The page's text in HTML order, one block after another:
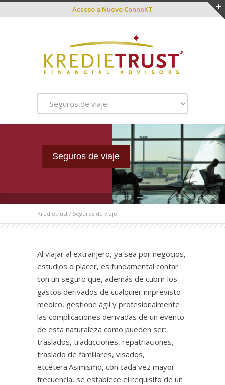
Acceso a Nuevo ConneKT
Seguros de viaje
Kredietrust / Seguros de viaje
Al viajar al extranjero, ya sea por negocios,
estudios o placer, es fundamental contar
con un seguro que, además de cubrir los
gastos derivados de cualquier imprevisto
médico, gestione ágil y profesionalmente
las complicaciones derivadas de un evento
de esta naturaleza como pueden ser:
traslados, traducciones, repatriaciones,
traslado de familiares, visados,
etcétera.Asimismo, con cada vez mayor
frecuencia, se establece el requisito de un